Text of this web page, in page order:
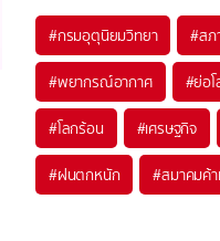
#กรมอุตุนิยมวิทยา #สภ
#พยากรณ์อากาศ #ย่อ
#โลกร้อน #เศรษฐกิจ
#ฝนตกหนัก #สมาคมค้